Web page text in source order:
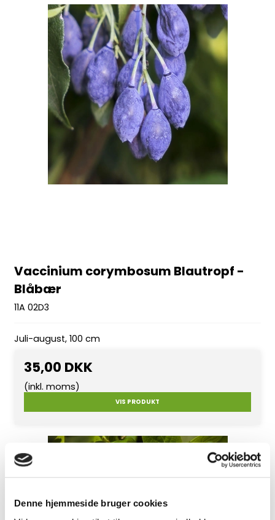
Denne hjemmeside bruger cookies
Vaccinium corymbosum Blautropf -
Blåbær
11A 02D3
Juli-august, 100 cm
35,00 DKK
(inkl. moms)
VIS PRODUKT